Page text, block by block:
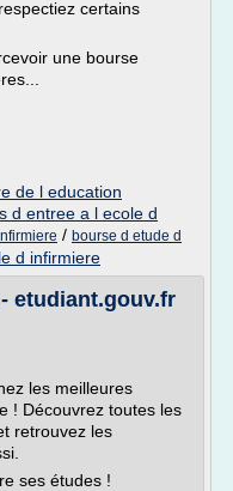
certains
une bourse
de l education
d entree a l ecole d
/ bourse d etude d
d infirmiere
etudiant.gouv.fr
les meilleures
! Découvrez toutes les
retrouvez les
ses études !